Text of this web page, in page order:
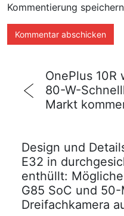
Kommentierung
OnePlus 10R
80-W-
Markt
Design und
E32 in
enthüllt:
G85 SoC und 50-
Dreifachkamera